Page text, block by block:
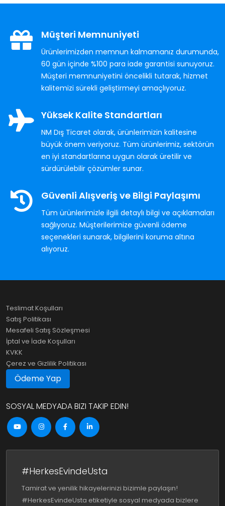
Müşteri Memnuniyeti
Ürünlerimizden memnun kalmamanız durumunda,
60 gün içinde %100 para iade garantisi sunuyoruz.
Müşteri memnuniyetini öncelikli tutarak, hizmet
kalitemizi sürekli geliştirmeyi amaçlıyoruz.
Yüksek Kalite Standartları
NM Dış Ticaret olarak, ürünlerimizin kalitesine
büyük önem veriyoruz. Tüm ürünlerimiz, sektörün
en iyi standartlarına uygun olarak üretilir ve
sürdürülebilir çözümler sunar.
Güvenli Alışveriş ve Bilgi Paylaşımı
Tüm ürünlerimizle ilgili detaylı bilgi ve açıklamaları
sağlıyoruz. Müşterilerimize güvenli ödeme
seçenekleri sunarak, bilgilerini koruma altına
alıyoruz.
Teslimat Koşulları
Satış Politikası
Mesafeli Satış Sözleşmesi
İptal ve İade Koşulları
KVKK
Çerez ve Gizlilik Politikası
Ödeme Yap
SOSYAL MEDYADA BIZI TAKIP EDIN!
#HerkesEvindeUsta
Tamirat ve yenilik hikayelerinizi bizimle paylaşın!
#HerkesEvindeUsta etiketiyle sosyal medyada bizlere